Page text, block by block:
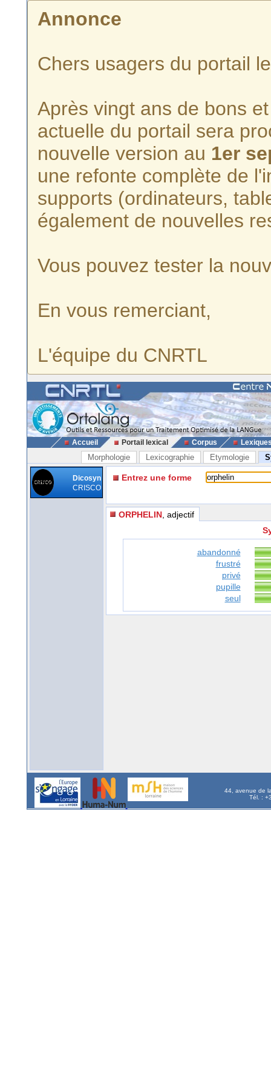
Annonce
Chers usagers du portail
Après vingt ans de bons
actuelle du portail sera
nouvelle version au 1er
une refonte complète de
supports (ordinateurs,
également de nouvelles
Vous pouvez tester la
En vous remerciant,
L'équipe du CNRTL
Accueil Portail lexical Corpus
Morphologie Lexicographie Etymologie
Dicosyn
CRISCO
Entrez une forme
ORPHELIN , adjectif
abandonné
frustré
privé
pupille
seul
44, avenue de
Tél. :